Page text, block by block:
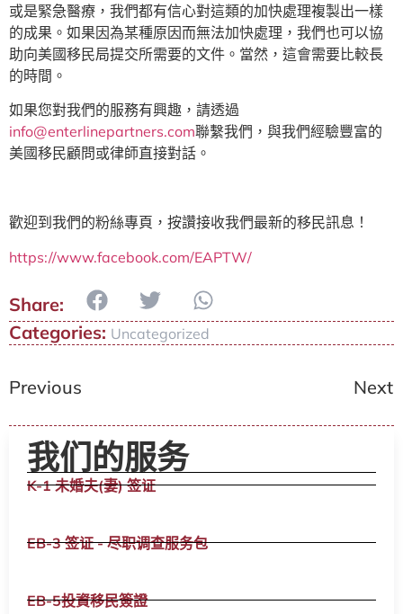
或是緊急醫療，我們都有信心對這類的加快處理複製出一樣
的成果。如果因為某種原因而無法加快處理，我們也可以協
助向美國移民局提交所需要的文件。當然，這會需要比較長
的時間。
如果您對我們的服務有興趣，請透過
info@enterlinepartners.com聯繫我們，與我們經驗豐富的
美國移民顧問或律師直接對話。
歡迎到我們的粉絲專頁，按讚接收我們最新的移民訊息！
https://www.facebook.com/EAPTW/
Categories: Uncategorized
Previous Next
我们的服务
K-1 未婚夫(妻) 签证
EB-3 签证 - 尽职调查服务包
EB-5投資移民簽證